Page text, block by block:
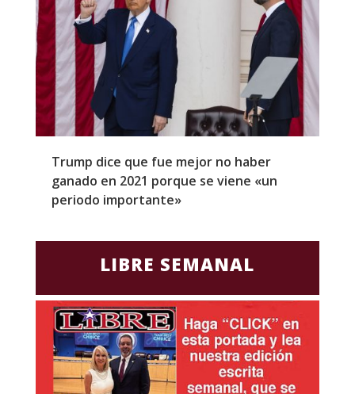
Trump dice que fue mejor no haber
ganado en 2021 porque se viene «un
periodo importante»
LIBRE SEMANAL